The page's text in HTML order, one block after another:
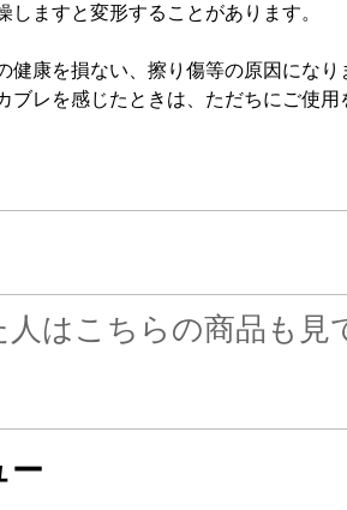
ますと変形することがあります。
健康を損ない、擦り傷等の原因になり
ブレを感じたときは、ただちにご使用
人はこちらの商品も見
ー